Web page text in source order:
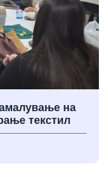
на
текстил